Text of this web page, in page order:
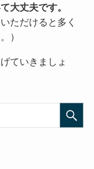
大丈夫です。
ただけると多く
）
ていきましょ